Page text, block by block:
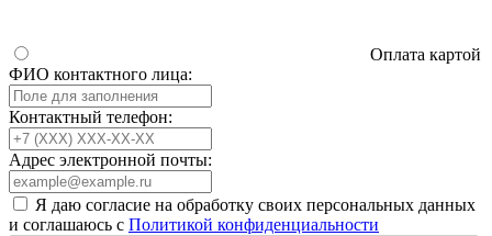
Оплата картой
ФИО контактного лица:
Контактный телефон:
Адрес электронной почты:
Я даю согласие на обработку своих персональных данных
и соглашаюсь с Политикой конфиденциальности